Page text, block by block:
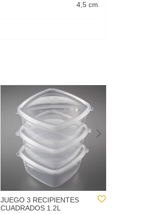
4,5 cm
JUEGO 3 RECIPIENTES
CUADRADOS 1.2L